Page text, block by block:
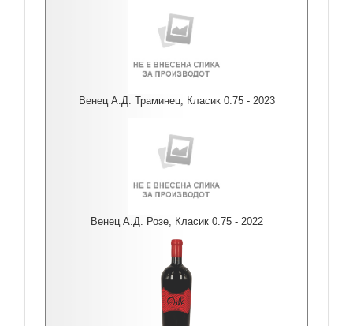
Венец А.Д. Траминец, Класик 0.75 - 2023
Венец А.Д. Розе, Класик 0.75 - 2022